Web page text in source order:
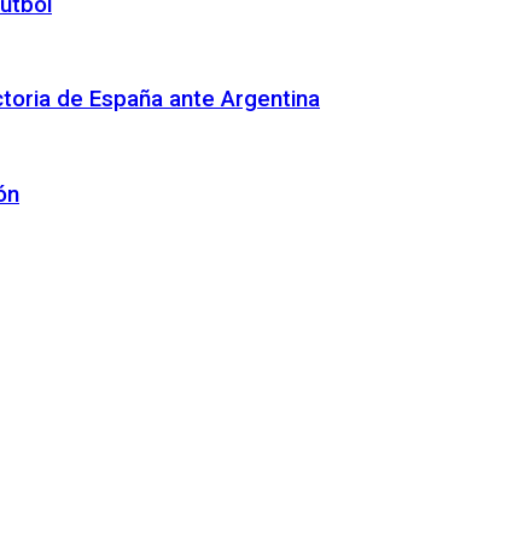
de España ante Argentina